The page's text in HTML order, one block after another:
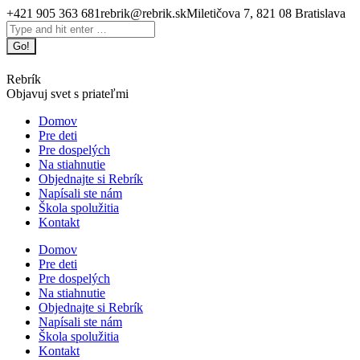
Skip
to
content
+421 905 363 681rebrik@rebrik.skMiletičova 7, 821 08 Bratislava
Facebook
page
opens
new
window
Search:
Rebrík
Objavuj svet s priateľmi
Domov
Pre deti
Pre dospelých
Na stiahnutie
Objednajte si Rebrík
Napísali ste nám
Škola spolužitia
Kontakt
Domov
Pre deti
Pre dospelých
Na stiahnutie
Objednajte si Rebrík
Napísali ste nám
Škola spolužitia
Kontakt